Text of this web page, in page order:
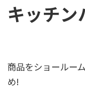
キッチン
商品をショールー
め!